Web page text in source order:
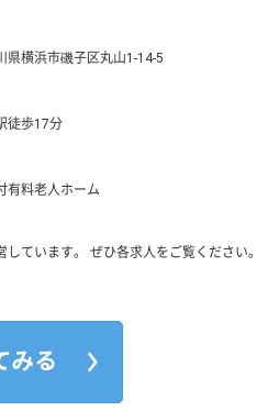
県横浜市磯子区丸山1-14-5
徒歩17分
有料老人ホーム
ています。 ぜひ各求人をご覧ください。